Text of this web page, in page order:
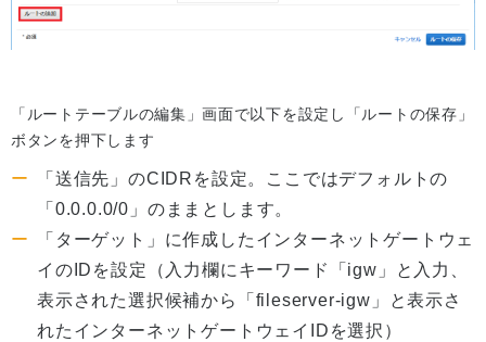
「ルートテーブルの編集」画面で以下を設定し「ルートの保存」
ボタンを押下します
「送信先」のCIDRを設定。ここではデフォルトの
「0.0.0.0/0」のままとします。
「ターゲット」に作成したインターネットゲートウェ
イのIDを設定（入力欄にキーワード「igw」と入力、
表示された選択候補から「fileserver-igw」と表示さ
れたインターネットゲートウェイIDを選択）